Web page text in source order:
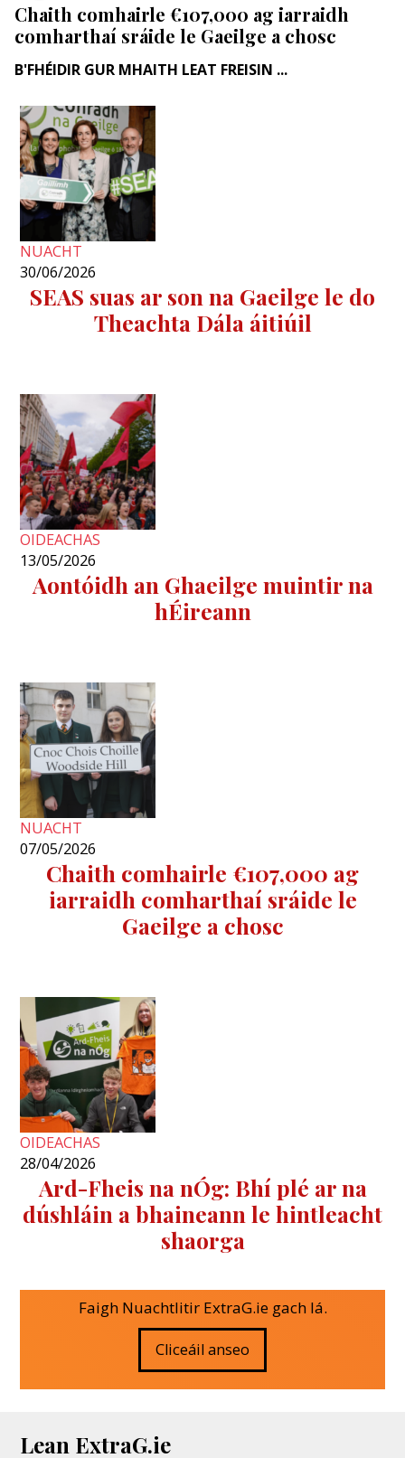
Chaith comhairle €107,000 ag iarraidh
comharthaí sráide le Gaeilge a chosc
B'FHÉIDIR GUR MHAITH LEAT FREISIN ...
NUACHT
30/06/2026
SEAS suas ar son na Gaeilge le do
Theachta Dála áitiúil
OIDEACHAS
13/05/2026
Aontóidh an Ghaeilge muintir na
hÉireann
NUACHT
07/05/2026
Chaith comhairle €107,000 ag
iarraidh comharthaí sráide le
Gaeilge a chosc
OIDEACHAS
28/04/2026
Ard-Fheis na nÓg: Bhí plé ar na
dúshláin a bhaineann le hintleacht
shaorga
Faigh Nuachtlitir ExtraG.ie gach lá.
Cliceáil anseo
Lean ExtraG.ie